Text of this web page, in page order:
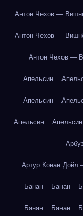
Антон Чехов —
Антон Чехов —
Антон Чехов —
Апельсин
Апельсин
Апельсин Апельсин
Артур Конан Дойл
Банан Банан
Банан Банан